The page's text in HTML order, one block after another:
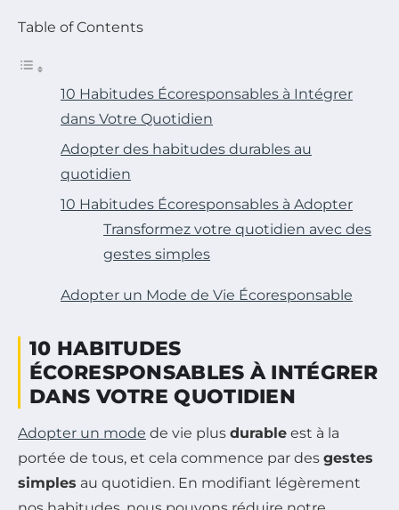
Table of Contents
10 Habitudes Écoresponsables à Intégrer
dans Votre Quotidien
Adopter des habitudes durables au
quotidien
10 Habitudes Écoresponsables à Adopter
Transformez votre quotidien avec des
gestes simples
Adopter un Mode de Vie Écoresponsable
10 HABITUDES
ÉCORESPONSABLES À INTÉGRER
DANS VOTRE QUOTIDIEN
Adopter un mode de vie plus durable est à la
portée de tous, et cela commence par des gestes
simples au quotidien. En modifiant légèrement